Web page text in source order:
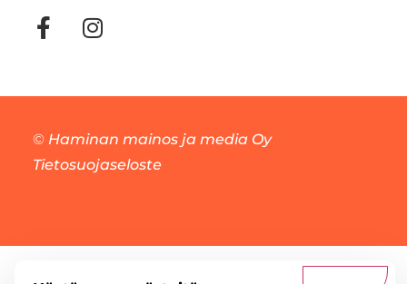
© Haminan mainos ja media Oy
Tietosuojaseloste